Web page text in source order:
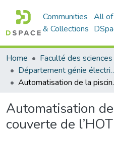
Communities
& Collections
All of
Home
Automatisation
couverte de